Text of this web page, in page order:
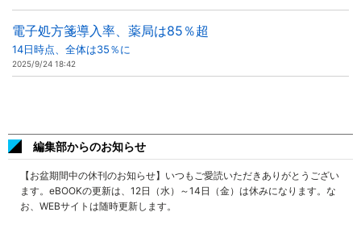
電子処方箋導入率、薬局は85％超
14日時点、全体は35％に
2025/9/24 18:42
編集部からのお知らせ
【お盆期間中の休刊のお知らせ】いつもご愛読いただきありがとうござい
ます。eBOOKの更新は、12日（水）～14日（金）は休みになります。な
お、WEBサイトは随時更新します。